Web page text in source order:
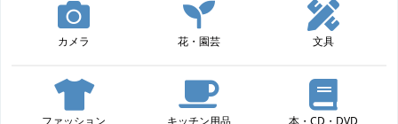
カメラ 花・園芸 文具
ファッション キッチン用品 本・CD・DVD